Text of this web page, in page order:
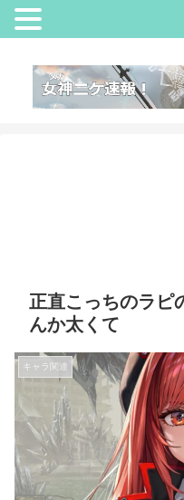
正直こっちのラピ
んか太くて
キャラ関連